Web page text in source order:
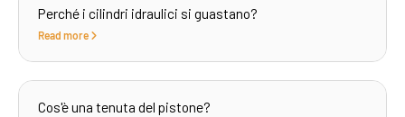
Perché i cilindri idraulici si guastano?
Read more
Cos'è una tenuta del pistone?